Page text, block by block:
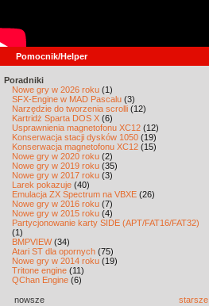
Pomocnik/Helper
Poradniki
Nowe gry w 2026 roku (1)
SFX-Engine w MAD Pascalu (3)
Narzędzie do tworzenia scrolli (12)
Kartridż Sparta DOS X (6)
Usprawnienia magnetofonu XC12 (12)
Konserwacja stacji dysków 1050 (19)
Konserwacja magnetofonu XC12 (15)
Nowe gry w 2020 roku (2)
Nowe gry w 2019 roku (35)
Nowe gry w 2017 roku (3)
Larek pokazuje (40)
Emulacja ZX Spectrum na VBXE (26)
Nowe gry w 2016 roku (7)
Nowe gry w 2015 roku (4)
Partycjonowanie karty SIDE (APT/FAT16/FAT32)
(1)
BMPVIEW(34)
Atari ST dla opornych (75)
Nowe gry w 2014 roku (19)
Tritone engine (11)
QChan Engine (6)
nowsze starsze